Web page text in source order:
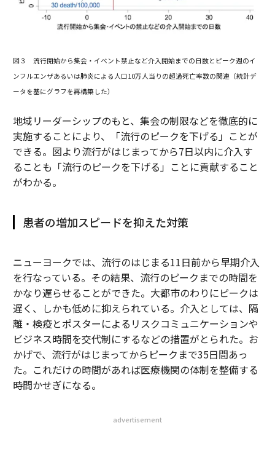
図３ 流行開始から集会・イベント禁止など介入開始までの日数とピーク週のイ
ンフルエンザあるいは肺炎による人口10万人当りの超過死亡率数の関連（統計デ
ータを基にグラフを再構築した）
地域リーダーシップのもと、集会の制限などを徹底的に
実施することにより、「流行のピークを下げる」ことが
できる。図より流行がはじまってから7日以内に介入す
ることも「流行のピークを下げる」ことに貢献すること
がわかる。
患者の増加スピードを抑えた対策
ニューヨークでは、流行のはじまる11日前から早期介入
を行なっている。その結果、流行のピークまでの時間を
かなり遅らせることができた。大都市のわりにピークは
遅く、しかも低めに抑えられている。介入としては、隔
離・検疫とポスターによるリスクコミュニケーションや
ビジネス時間を交代制にするなどの措置がとられた。お
かげで、流行がはじまってからピークまで35日間あっ
た。これだけの時間があれば医療機関の体制を整備する
時間かせぎになる。
advertisement